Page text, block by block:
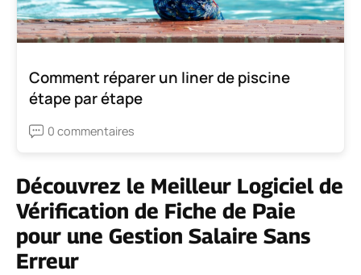
Comment réparer un liner de piscine
étape par étape
0 commentaires
Découvrez le Meilleur Logiciel de
Vérification de Fiche de Paie
pour une Gestion Salaire Sans
Erreur